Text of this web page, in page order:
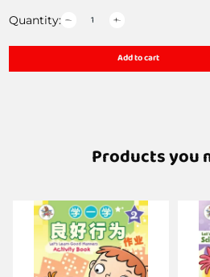
Quantity:
Add to cart
Products you